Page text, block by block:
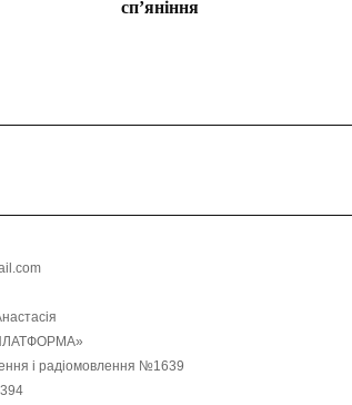
сп’яніння
і радіомовлення №1639